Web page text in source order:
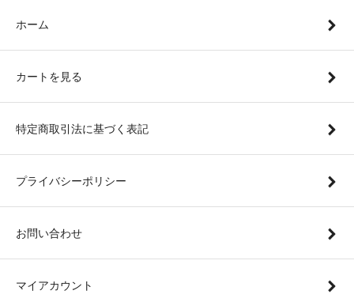
ホーム
カートを見る
特定商取引法に基づく表記
プライバシーポリシー
お問い合わせ
マイアカウント